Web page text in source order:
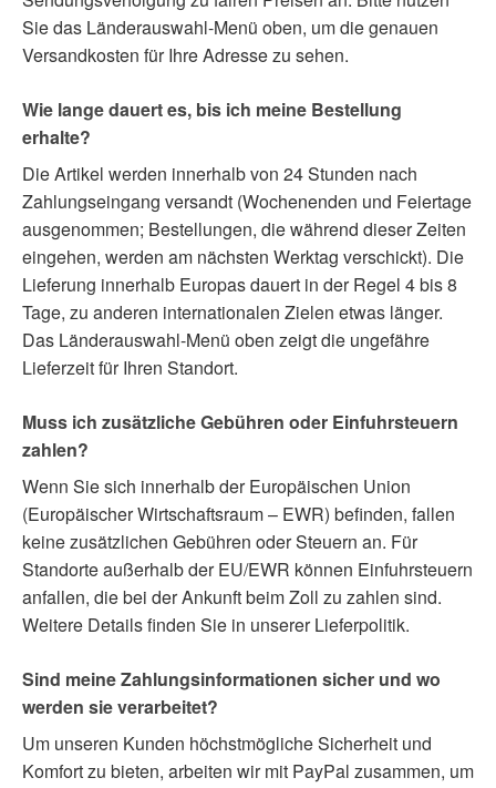
Sie das Länderauswahl-Menü oben, um die genauen
Versandkosten für Ihre Adresse zu sehen.
Wie lange dauert es, bis ich meine Bestellung
erhalte?
Die Artikel werden innerhalb von 24 Stunden nach
Zahlungseingang versandt (Wochenenden und Feiertage
ausgenommen; Bestellungen, die während dieser Zeiten
eingehen, werden am nächsten Werktag verschickt). Die
Lieferung innerhalb Europas dauert in der Regel 4 bis 8
Tage, zu anderen internationalen Zielen etwas länger.
Das Länderauswahl-Menü oben zeigt die ungefähre
Lieferzeit für Ihren Standort.
Muss ich zusätzliche Gebühren oder Einfuhrsteuern
zahlen?
Wenn Sie sich innerhalb der Europäischen Union
(Europäischer Wirtschaftsraum – EWR) befinden, fallen
keine zusätzlichen Gebühren oder Steuern an. Für
Standorte außerhalb der EU/EWR können Einfuhrsteuern
anfallen, die bei der Ankunft beim Zoll zu zahlen sind.
Weitere Details finden Sie in unserer Lieferpolitik.
Sind meine Zahlungsinformationen sicher und wo
werden sie verarbeitet?
Um unseren Kunden höchstmögliche Sicherheit und
Komfort zu bieten, arbeiten wir mit PayPal zusammen, um